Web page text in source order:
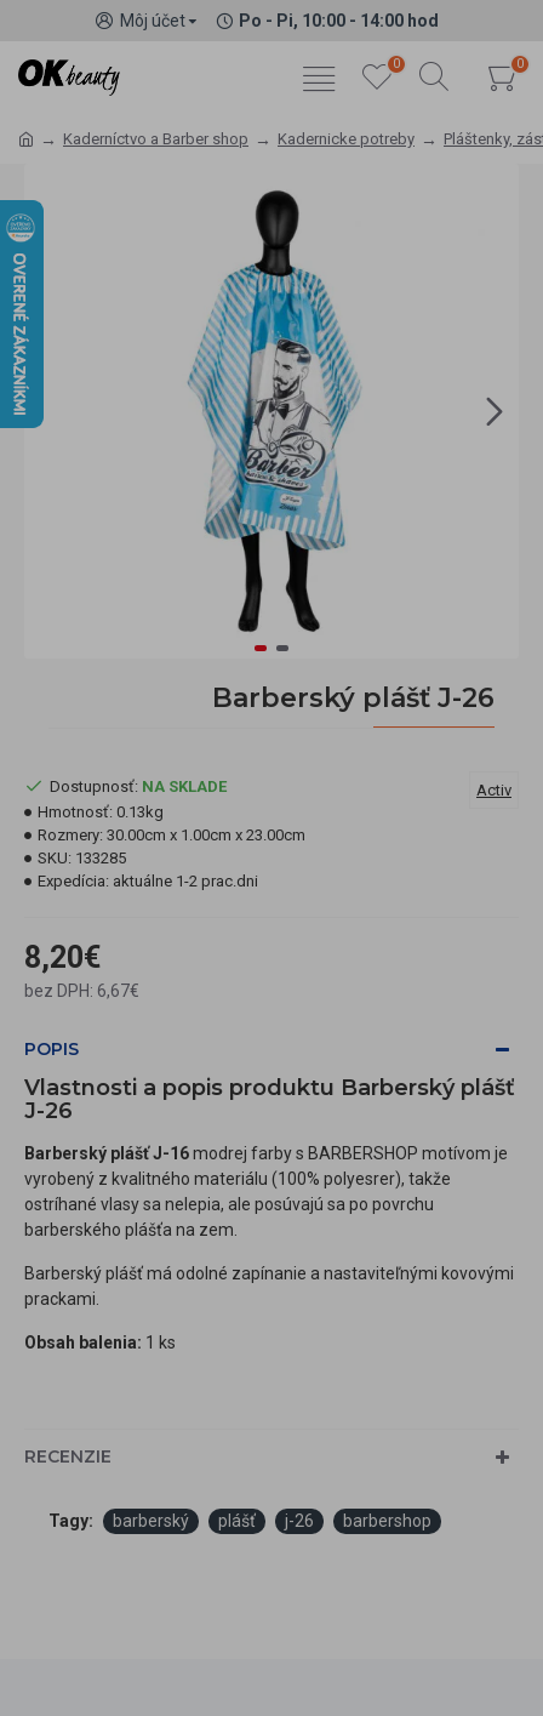
Môj účet Po - Pi, 10:00 - 14:00 hod
0 0
Kaderníctvo a Barber shop Kadernicke potreby Pláštenky,
Barberský plášť J-26
8,20€
bez DPH: 6,67€
Dostupnosť: NA SKLADE
Hmotnosť: 0.13kg
Rozmery: 30.00cm x 1.00cm x 23.00cm
SKU: 133285
Expedícia: aktuálne 1-2 prac.dni
Activ
POPIS
Vlastnosti a popis produktu Barberský plášť
J-26
Barberský plášť J-16modrej farby s BARBERSHOP motívom je
vyrobený z kvalitného materiálu (100% polyesrer), takže
ostríhané vlasy sa nelepia, ale posúvajú sa po povrchu
barberského plášťa na zem.
Barberský plášť má odolné zapínanie a nastaviteľnými kovovými
prackami.
Obsah balenia: 1 ks
RECENZIE
Tagy: barberský plášť j-26 barbershop